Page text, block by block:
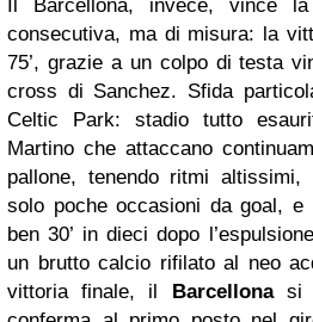
Il Barcellona, invece, vince
consecutiva, ma di misura: la
75’, grazie a un colpo di testa
cross di Sanchez. Sfida
Celtic Park: stadio tutto
Martino che attaccano
pallone, tenendo ritmi
solo poche occasioni da goal,
ben 30’ in dieci dopo
un brutto calcio rifilato al neo
vittoria finale, il Barcellonasi